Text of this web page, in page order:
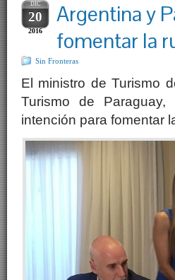
DIC
20
2016
Argentina y
fomentar la
Sin Fronteras
El ministro de Turismo
Turismo de
intención para fomentar